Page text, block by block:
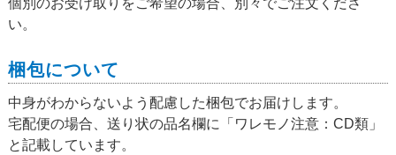
い。
梱包について
中身がわからないよう配慮した梱包でお届けします。
宅配便の場合、送り状の品名欄に「ワレモノ注意：CD類」
と記載しています。